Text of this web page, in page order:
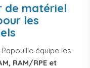
de matériel
les
équipe les
RAM/RPE et